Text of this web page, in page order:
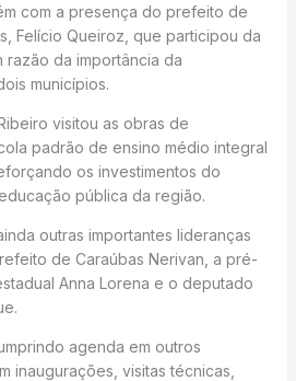
com a presença do prefeito de
Felício Queiroz, que participou da
razão da importância da
municípios.
visitou as obras de
padrão de ensino médio integral
os investimentos do
pública da região.
outras importantes lideranças
de Caraúbas Nerivan, a pré-
Anna Lorena e o deputado
agenda em outros
inaugurações, visitas técnicas,